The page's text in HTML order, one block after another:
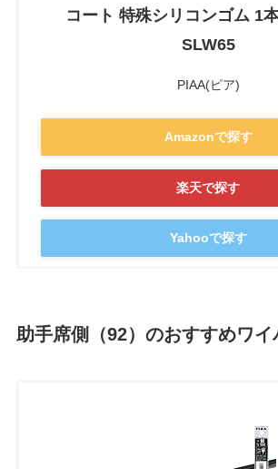
コート 特殊シリコンゴム 1
SLW65
PIAA(ピア)
Amazonで探す
楽天で探す
Yahooで探す
助手席側（92）のおすすめワイ